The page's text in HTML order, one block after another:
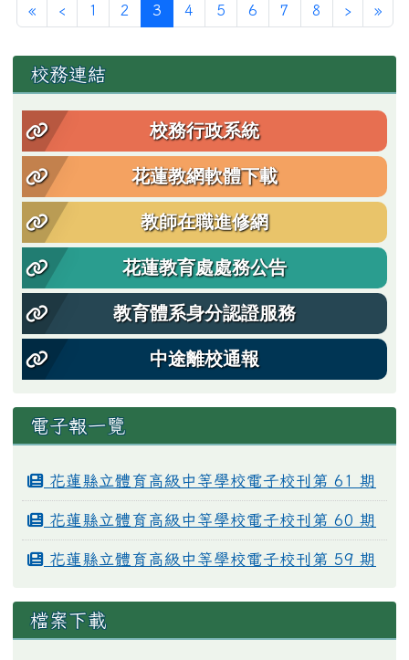
«第一頁
‹上一頁
1 2 3(目前頁次)
4 5 6 7 8 ›下一頁
»最
左邊區域內容
校務連結
校務行政系統
花蓮教網軟體下載
教師在職進修網
花蓮教育處處務公告
教育體系身分認證服務
中途離校通報
電子報一覽
花蓮縣立體育高級中等學校電子校刊第 61 期
花蓮縣立體育高級中等學校電子校刊第 60 期
花蓮縣立體育高級中等學校電子校刊第 59 期
檔案下載